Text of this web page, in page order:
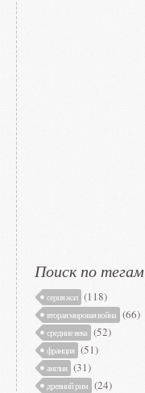
Поиск по тегам
серия жзл (118)
вторая мировая война (66)
средние века (52)
франция (51)
англия (31)
древний рим (24)